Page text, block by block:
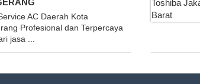
AC Daerah Kota
Profesional dan Terpercaya
jasa ...